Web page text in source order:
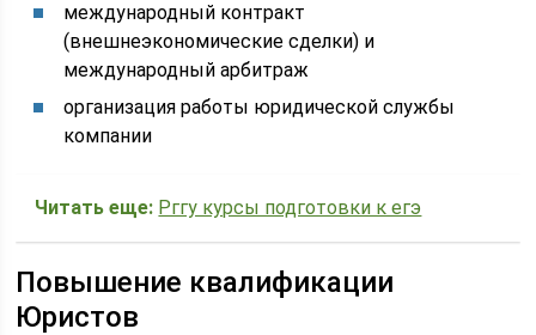
международный контракт
(внешнеэкономические сделки) и
международный арбитраж
организация работы юридической службы
компании
Читать еще: Рггу курсы подготовки к егэ
Повышение квалификации
Юристов